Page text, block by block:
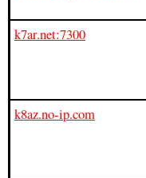
k7ar.net:7300
k8az.no-ip.com